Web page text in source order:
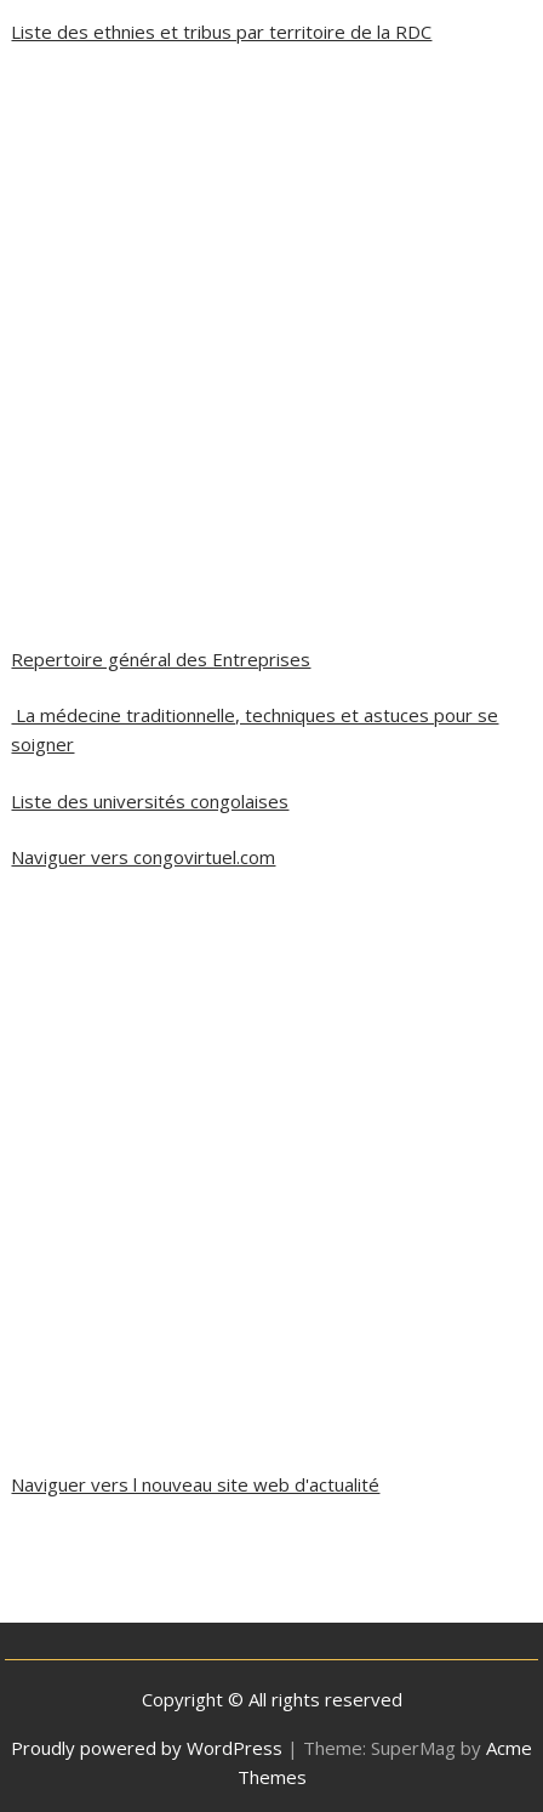
Liste des ethnies et tribus par territoire de la RDC
Repertoire général des Entreprises
La médecine traditionnelle, techniques et astuces pour se
soigner
Liste des universités congolaises
Naviguer vers congovirtuel.com
Naviguer vers l nouveau site web d'actualité
Copyright © All rights reserved
Proudly powered by WordPress | Theme: SuperMag by Acme
Themes